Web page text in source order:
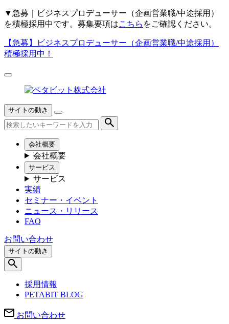
▼ 急募｜ビジネスプロデューサー（企画営業職/中途採用）
を積極採用中です。募集要項はこちら をご確認ください。
【急募】
ビジネスプロデューサー（企画営業職/中途採用）
積極採用中！
サイトの動き
会社概要
会社概要
サービス
サービス
実績
セミナー・イベント
ニュース・リリース
FAQ
お問い合わせ
サイトの動き
採用情報
PETABIT BLOG
お問い合わせ